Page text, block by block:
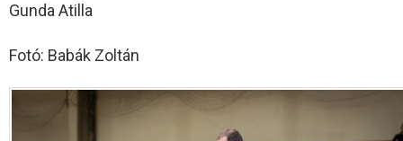
Gunda Atilla
Fotó: Babák Zoltán